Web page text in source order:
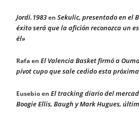
Jordi.1983en Sekulic, presentado en el
éxito será que la afición reconozca un
él»
Rafaen El Valencia Basket firmó a
pívot cupo que sale cedido esta
Eusebioen El tracking diario del
Boogie Ellis, Baugh y Mark Hugues,